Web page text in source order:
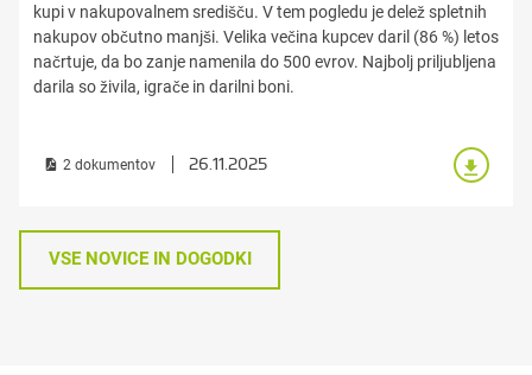
kupi v nakupovalnem središču. V tem pogledu je delež spletnih
nakupov občutno manjši. Velika večina kupcev daril (86 %) letos
načrtuje, da bo zanje namenila do 500 evrov. Najbolj priljubljena
darila so živila, igrače in darilni boni.
2 dokumentov 26.11.2025
VSE NOVICE IN DOGODKI